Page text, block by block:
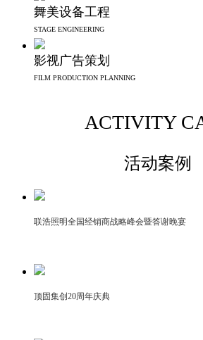
舞美设备工程
STAGE ENGINEERING
影视广告策划
FILM PRODUCTION PLANNING
ACTIVITY
活动案例
联浩照明全国经销商战略峰会暨答谢晚宴
顶固集创20周年庆典